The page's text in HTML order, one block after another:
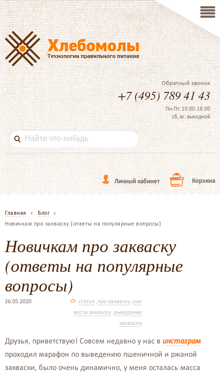
Обратный звонок
+7 (495) 789 41 43
Пн-Пт: 10:00-18:00
сб, вс: выходной
Личный кабинет Корзина
Главная
Блог
Новичкам про закваску (ответы на популярные вопросы)
Новичкам про закваску
(ответы на популярные
вопросы)
26.05.2020 статья ,про закваску,как
вести закваску,выведение
закваски
Друзья, приветствую! Совсем недавно у нас в инстаграм
проходил марафон по выведению пшеничной и ржаной
закваски, было очень динамично, у меня осталась масса